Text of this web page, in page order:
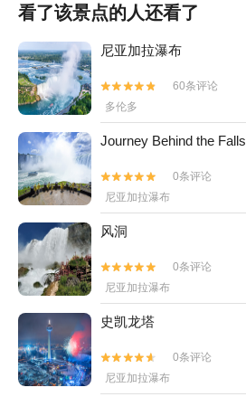
看了该景点的人还看了
尼亚加拉瀑布


60条评论
多伦多
Journey Behind the Falls


0条评论
尼亚加拉瀑布
风洞


0条评论
尼亚加拉瀑布
史凯龙塔


0条评论
尼亚加拉瀑布